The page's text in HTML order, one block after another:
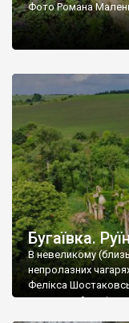
Фото Романа
Бугаївка.
В невеликому
непролазних
Фелікса
радянський період